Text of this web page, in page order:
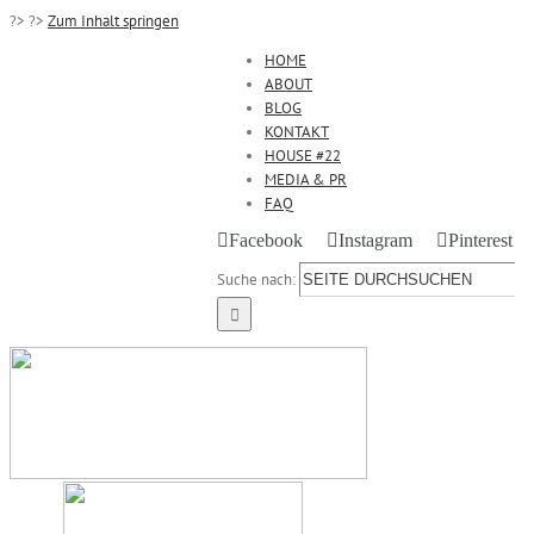
?> ?> Zum Inhalt springen
HOME
ABOUT
BLOG
KONTAKT
HOUSE #22
MEDIA & PR
FAQ
Facebook
Instagram Pinterest
Suche nach: